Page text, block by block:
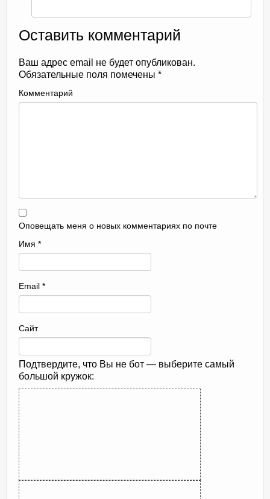
Оставить комментарий
Ваш адрес email не будет опубликован.
Обязательные поля помечены *
Комментарий
Оповещать меня о новых комментариях по почте
Имя *
Email *
Сайт
Подтвердите, что Вы не бот — выберите самый
большой кружок: